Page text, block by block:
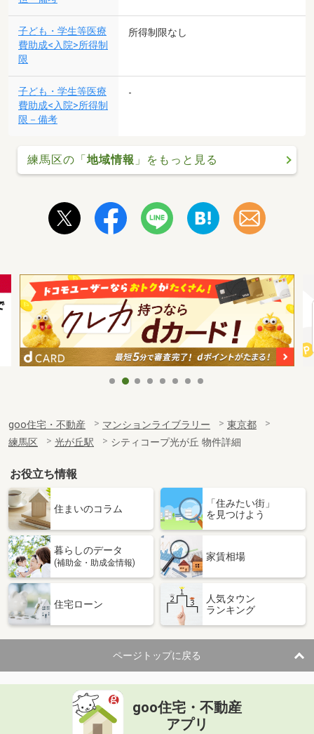
子ども・学生等医療
費助成<入院>所得制
限
所得制限なし
子ども・学生等医療
費助成<入院>所得制
限－備考
-
練馬区の「地域情報 」をもっと見る
goo住宅・不動産 マンションライブラリー
東京都
練馬区
光が丘駅 シティコープ光が丘 物件詳細
お役立ち情報
住まいのコラム
「住みたい街」
を見つけよう
暮らしのデータ
(補助金・助成金情報)
家賃相場
住宅ローン
人気タウン
ランキング
ページトップに戻る
goo住宅・不動産
アプリ